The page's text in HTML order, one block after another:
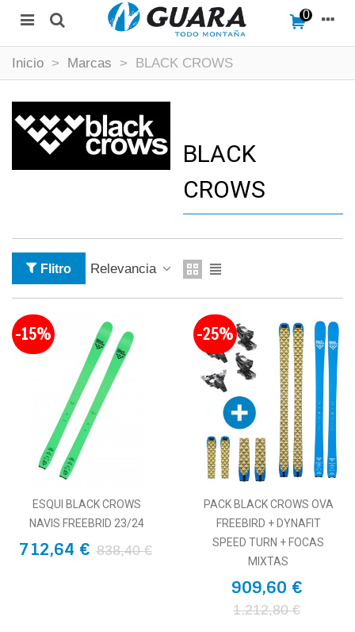
0
Inicio > Marcas > BLACK CROWS
BLACK
CROWS
Flitro Relevancia
-15%
ESQUI BLACK CROWS
NAVIS FREEBRID 23/24
712,64 € 838,40 €
-25%
PACK BLACK CROWS OVA
FREEBIRD + DYNAFIT
SPEED TURN + FOCAS
MIXTAS
909,60 €
1.212,80 €